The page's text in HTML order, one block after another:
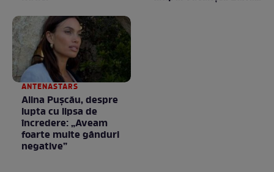
ANTENASTARS
Alina Pușcău, despre
lupta cu lipsa de
încredere: „Aveam
foarte multe gânduri
negative”